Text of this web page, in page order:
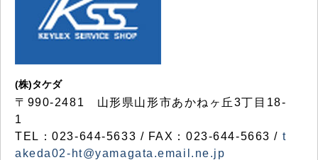
(株)タケダ
〒990-2481 山形県山形市あかねヶ丘3丁目18-
1
TEL：023-644-5633 / FAX：023-644-5663 / t
akeda02-ht@yamagata.email.ne.jp